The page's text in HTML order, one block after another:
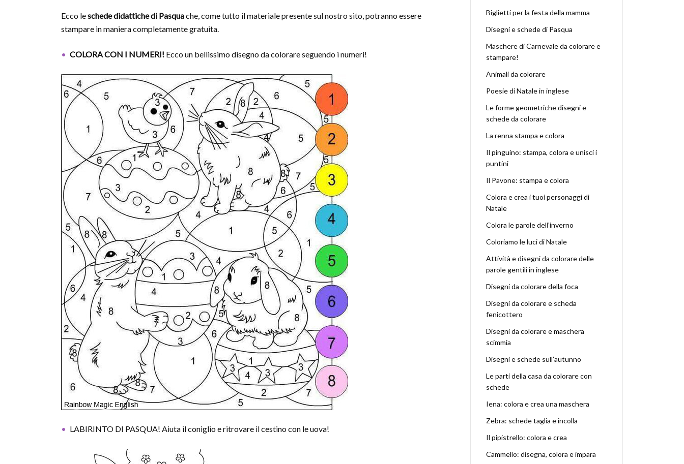
Ecco leschede didattiche di Pasquache, come tutto il materiale presente sul nostro sito, potranno essere
stampare in maniera completamente gratuita.
COLORA CON I NUMERI! Ecco un bellissimo disegno da colorare seguendo i numeri!
LABIRINTO DI PASQUA! Aiuta il coniglio e ritrovare il cestino con le uova!
Biglietti per la festa della mamma
Disegni e schede di Pasqua
Maschere di Carnevale da colorare e
stampare!
Animali da colorare
Poesie di Natale in inglese
Le forme geometriche disegni e
schede da colorare
La renna stampa e colora
Il pinguino: stampa, colora e unisci i
puntini
Il Pavone: stampa e colora
Colora e crea i tuoi personaggi di
Natale
Colora le parole dell’inverno
Coloriamo le luci di Natale
Attività e disegni da colorare delle
parole gentili in inglese
Disegni da colorare della foca
Disegni da colorare e scheda
fenicottero
Disegni da colorare e maschera
scimmia
Disegni e schede sull’autunno
Le parti della casa da colorare con
schede
Iena: colora e crea una maschera
Zebra: schede taglia e incolla
Il pipistrello: colora e crea
Cammello: disegna, colora e impara